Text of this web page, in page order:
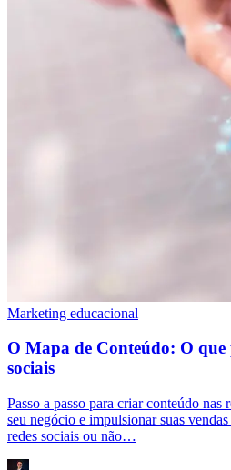
Marketing educacional
O Mapa de Conteúdo: O que
sociais
Passo a passo para criar conteúdo nas
seu negócio e impulsionar suas
redes sociais ou não…